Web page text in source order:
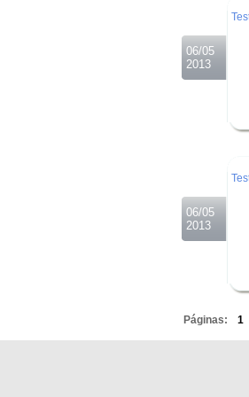
06/05
2013
06/05
2013
Páginas: 1